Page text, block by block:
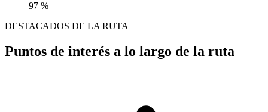
97 %
DESTACADOS DE LA RUTA
Puntos de interés a lo largo de la ruta